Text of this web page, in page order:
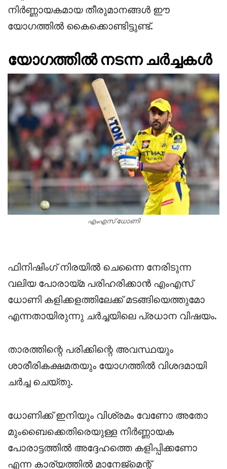
നിർണ്ണായകമായ തീരുമാനങ്ങൾ ഈ
യോഗത്തിൽ കൈക്കൊണ്ടിട്ടുണ്ട്.
യോഗത്തിൽ നടന്ന ചർച്ചകൾ
എംഎസ് ധോണി
ഫിനിഷിംഗ് നിരയിൽ ചെന്നൈ നേരിടുന്ന
വലിയ പോരായ്മ പരിഹരിക്കാൻ എംഎസ്
ധോണി കളിക്കളത്തിലേക്ക് മടങ്ങിയെത്തുമോ
എന്നതായിരുന്നു ചർച്ചയിലെ പ്രധാന വിഷയം.
താരത്തിന്റെ പരിക്കിന്റെ അവസ്ഥയും
ശാരീരികക്ഷമതയും യോഗത്തിൽ വിശദമായി
ചർച്ച ചെയ്തു.
ധോണിക്ക് ഇനിയും വിശ്രമം വേണോ അതോ
മുംബൈക്കെതിരെയുള്ള നിർണ്ണായക
പോരാട്ടത്തിൽ അദ്ദേഹത്തെ കളിപ്പിക്കണോ
എന്ന കാര്യത്തിൽ മാനേജ്‌മെന്റ്